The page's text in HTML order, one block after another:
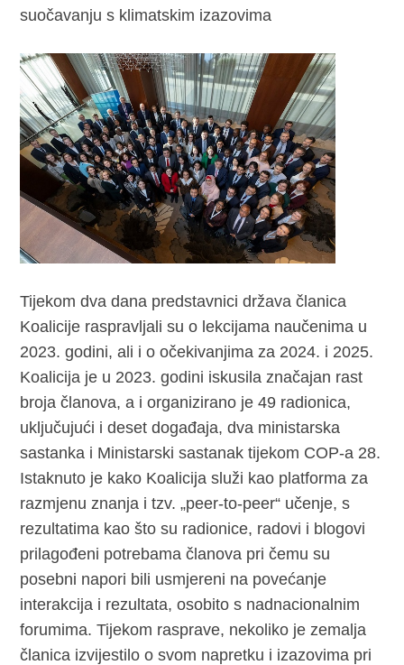
suočavanju s klimatskim izazovima
Tijekom dva dana predstavnici država članica
Koalicije raspravljali su o lekcijama naučenima u
2023. godini, ali i o očekivanjima za 2024. i 2025.
Koalicija je u 2023. godini iskusila značajan rast
broja članova, a i organizirano je 49 radionica,
uključujući i deset događaja, dva ministarska
sastanka i Ministarski sastanak tijekom COP-a 28.
Istaknuto je kako Koalicija služi kao platforma za
razmjenu znanja i tzv. „peer-to-peer“ učenje, s
rezultatima kao što su radionice, radovi i blogovi
prilagođeni potrebama članova pri čemu su
posebni napori bili usmjereni na povećanje
interakcija i rezultata, osobito s nadnacionalnim
forumima. Tijekom rasprave, nekoliko je zemalja
članica izvijestilo o svom napretku i izazovima pri